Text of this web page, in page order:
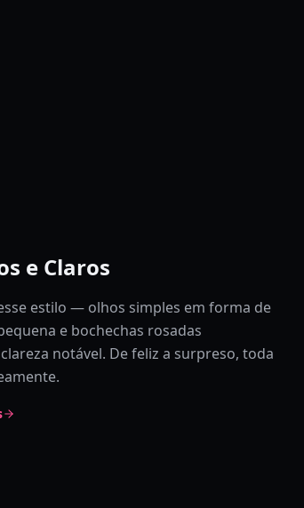
e Claros
estilo — olhos simples em forma de
e bochechas rosadas
notável. De feliz a surpreso, toda